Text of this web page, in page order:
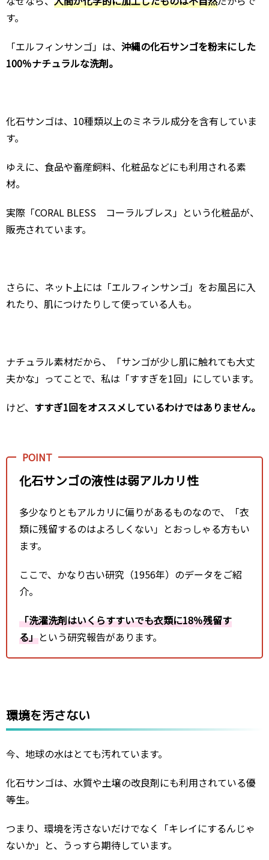
す。
「エルフィンサンゴ」は、 沖縄の化石サンゴを粉末にした
100％ナチュラルな洗剤。
化石サンゴは、10種類以上のミネラル成分を含有していま
す。
ゆえに、食品や畜産飼料、化粧品などにも利用される素
材。
実際「CORAL BLESS コーラルブレス」という化粧品が、
販売されています。
さらに、ネット上には「エルフィンサンゴ」をお風呂に入
れたり、肌につけたりして使っている人も。
ナチュラル素材だから、「サンゴが少し肌に触れても大丈
夫かな」ってことで、私は「すすぎを1回」にしています。
けど、 すすぎ1回をオススメしているわけではありません。
化石サンゴの液性は弱アルカリ性
多少なりともアルカリに偏りがあるものなので、「衣
類に残留するのはよろしくない」とおっしゃる方もい
ます。
ここで、かなり古い研究（1956年）のデータをご紹
介。
「洗濯洗剤はいくらすすいでも衣類に18％残留す
る」という研究報告があります。
環境を汚さない
今、地球の水はとても汚れています。
化石サンゴは、水質や土壌の改良剤にも利用されている優
等生。
つまり、環境を汚さないだけでなく「キレイにするんじゃ
ないか」と、うっすら期待しています。